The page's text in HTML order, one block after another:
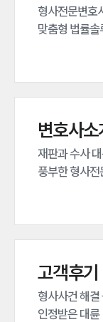
형사전문변호
맞춤형 법률솔
변호사소
재판과 수사
풍부한 형사
고객후기
형사사건 해결
인정받은 대륜